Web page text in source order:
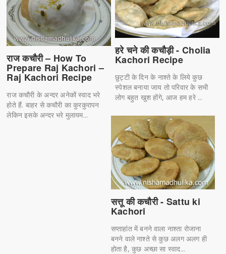
हरे चने की कचौड़ी - Cholia
Kachori Recipe
छुट्टी के दिन के नाश्ते के लिये कुछ
स्पेशल बनाया जाय तो परिवार के सभी
लोग बहुत खुश होंगे, आज हम हरे ...
राज कचौरी – How To
Prepare Raj Kachori –
Raj Kachori Recipe
राज कचौरी के अन्दर अनेकों स्वाद भरे
होते हैं. बाहर से कचौरी का कुरकुरापन
लेकिन इसके अन्दर भरे मुलायम...
सत्तू की कचौरी - Sattu ki
Kachori
सप्ताहांत में बनने वाला नाश्ता रोजाना
बनने वाले नाश्ते से कुछ अलग अलग ही
होता है, कुछ अच्छा सा स्वाद...